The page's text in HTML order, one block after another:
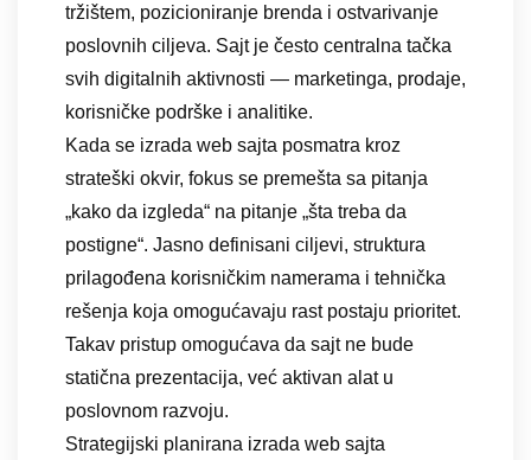
tržištem, pozicioniranje brenda i ostvarivanje
poslovnih ciljeva. Sajt je često centralna tačka
svih digitalnih aktivnosti — marketinga, prodaje,
korisničke podrške i analitike.
Kada se izrada web sajta posmatra kroz
strateški okvir, fokus se premešta sa pitanja
„kako da izgleda“ na pitanje „šta treba da
postigne“. Jasno definisani ciljevi, struktura
prilagođena korisničkim namerama i tehnička
rešenja koja omogućavaju rast postaju prioritet.
Takav pristup omogućava da sajt ne bude
statična prezentacija, već aktivan alat u
poslovnom razvoju.
Strategijski planirana izrada web sajta